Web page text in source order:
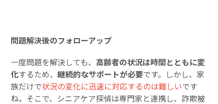
問題解決後のフォローアップ
一度問題を解決しても、 高齢者の状況は時間とともに変
化するため、継続的なサポートが必要です。しかし、家
族だけで状況の変化に迅速に対応するのは難しいです
ね。そこで、シニアケア探偵は専門家と連携し、詐欺被